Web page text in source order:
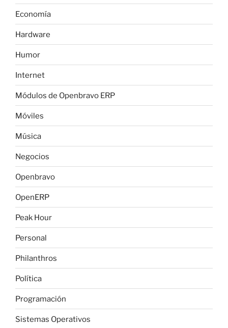
Economía
Hardware
Humor
Internet
Módulos de Openbravo ERP
Móviles
Música
Negocios
Openbravo
OpenERP
Peak Hour
Personal
Philanthros
Política
Programación
Sistemas Operativos